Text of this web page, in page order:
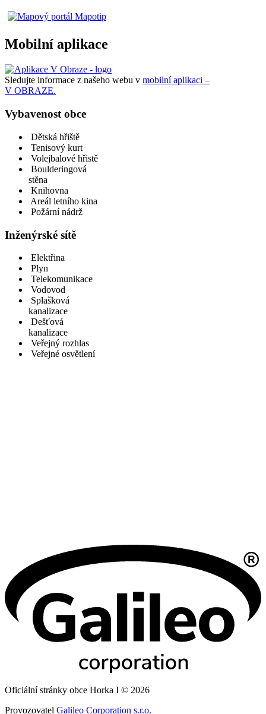
Mobilní aplikace
Sledujte informace z našeho webu v mobilní aplikaci –
V OBRAZE.
Vybavenost obce
Dětská hřiště
Tenisový kurt
Volejbalové hřistě
Boulderingová
stěna
Knihovna
Areál letního kina
Požární nádrž
Inženýrské sítě
Elektřina
Plyn
Telekomunikace
Vodovod
Splašková
kanalizace
Dešťová
kanalizace
Veřejný rozhlas
Veřejné osvětlení
Oficiální stránky obce Horka I © 2026
Provozovatel Galileo Corporation s.r.o.